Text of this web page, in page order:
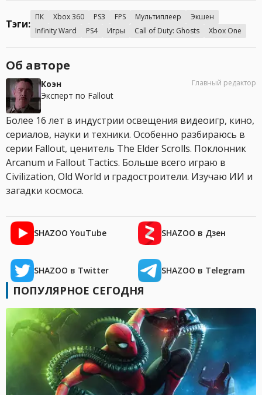
Тэги:
ПК Xbox 360 PS3 FPS Мультиплеер
Экшен
Infinity Ward
PS4 Игры Call of Duty: Ghosts Xbox One
Об авторе
Коэн
Эксперт по Fallout
Главный редактор
Более 16 лет в индустрии освещения видеоигр, кино,
сериалов, науки и техники. Особенно разбираюсь в
серии Fallout, ценитель The Elder Scrolls. Поклонник
Arcanum и Fallout Tactics. Больше всего играю в
Civilization, Old World и градостроители. Изучаю ИИ и
загадки космоса.
SHAZOO YouTube SHAZOO в Дзен
SHAZOO в Twitter SHAZOO в Telegram
ПОПУЛЯРНОЕ СЕГОДНЯ